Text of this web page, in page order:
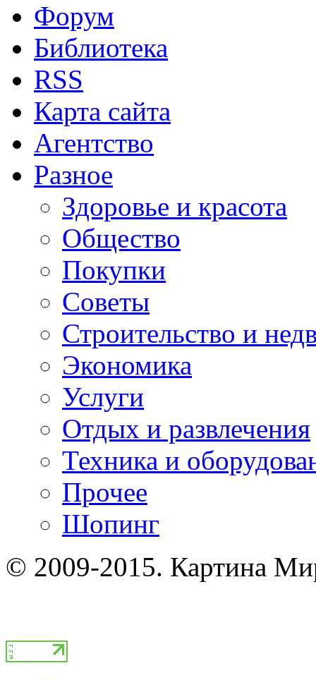
Форум
Библиотека
RSS
Карта сайта
Агентство
Разное
Здоровье и красота
Общество
Покупки
Советы
Строительство и
Экономика
Услуги
Отдых и развлечения
Техника и
Прочее
Шопинг
© 2009-2015. Картина